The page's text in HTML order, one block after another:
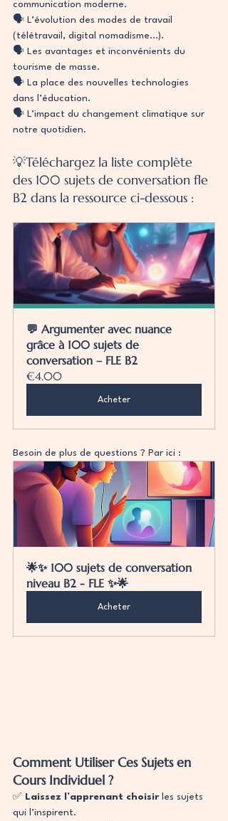
communication moderne.
🗣️ L’évolution des modes de travail
(télétravail, digital nomadisme…).
🗣️ Les avantages et inconvénients du
tourisme de masse.
🗣️ La place des nouvelles technologies
dans l’éducation.
🗣️ L’impact du changement climatique sur
notre quotidien.
💡Téléchargez la liste complète
des 100 sujets de conversation fle
B2 dans la ressource ci-dessous :
💬 Argumenter avec nuance
grâce à 100 sujets de
conversation – FLE B2
€4.00
Acheter
Besoin de plus de questions ? Par ici :
🌟✨ 100 sujets de conversation
niveau B2 - FLE ✨🌟
Acheter
Comment Utiliser Ces Sujets en
Cours Individuel ?
✅ Laissez l’apprenant choisir les sujets
qui l’inspirent.